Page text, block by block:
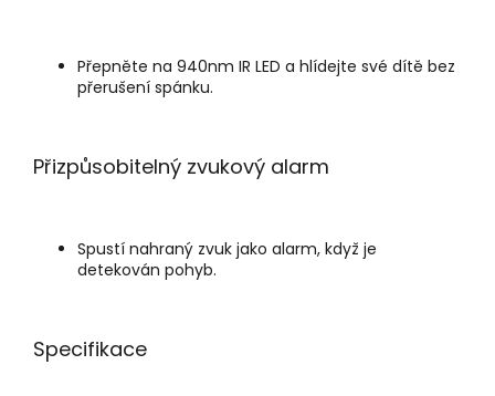
Přepněte na 940nm IR LED a hlídejte své dítě bez
přerušení spánku.
Přizpůsobitelný zvukový alarm
Spustí nahraný zvuk jako alarm, když je
detekován pohyb.
Specifikace